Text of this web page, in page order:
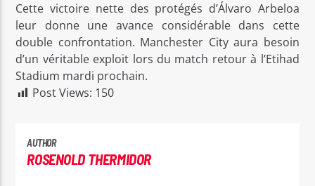
Cette victoire nette des protégés d’Álvaro Arbeloa
leur donne une avance considérable dans cette
double confrontation. Manchester City aura besoin
d’un véritable exploit lors du match retour à l’Etihad
Stadium mardi prochain.
Post Views: 150
AUTHOR
ROSENOLD THERMIDOR